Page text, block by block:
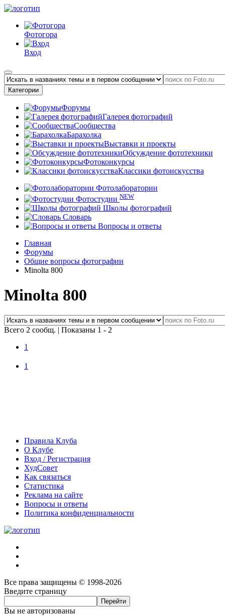
Фотогора
Вход
Категории
Форумы
Галерея фотографий
Сообщества
Барахолка
Выставки и проекты
Обсуждение фототехники
Фотоконкурсы
Классики фотоискусства
Фотолаборатории
Фотостудии NEW
Школы фотографий
Словарь
Вопросы и ответы
Главная
Форумы
Общие вопросы фотографии
Minolta 800
Minolta 800
Всего 2 сообщ. | Показаны 1 - 2
1
1
Правила Клуба
О Клубе
Вход / Регистрация
ХудСовет
Как связаться
Статистика
Реклама на сайте
Вопросы и ответы
Политика конфиденциальности
Все права защищены © 1998-2026
Введите страницу
Вы не авторизованы